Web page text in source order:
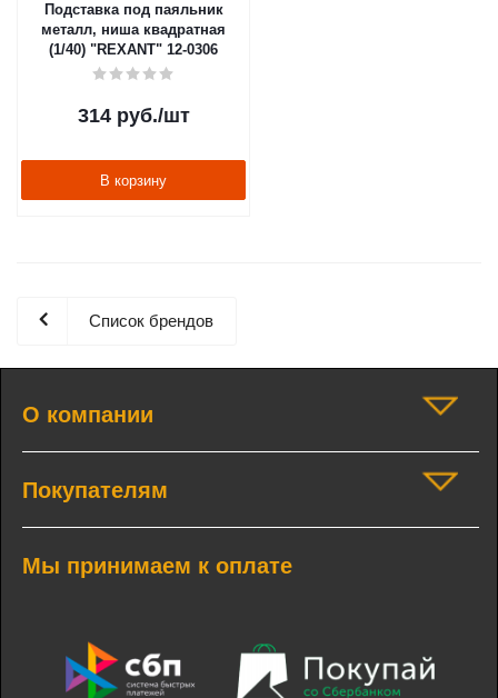
Подставка под паяльник
металл, ниша квадратная
(1/40) "REXANT" 12-0306
314руб./шт
В корзину
Список брендов
О компании
Покупателям
Мы принимаем к оплате